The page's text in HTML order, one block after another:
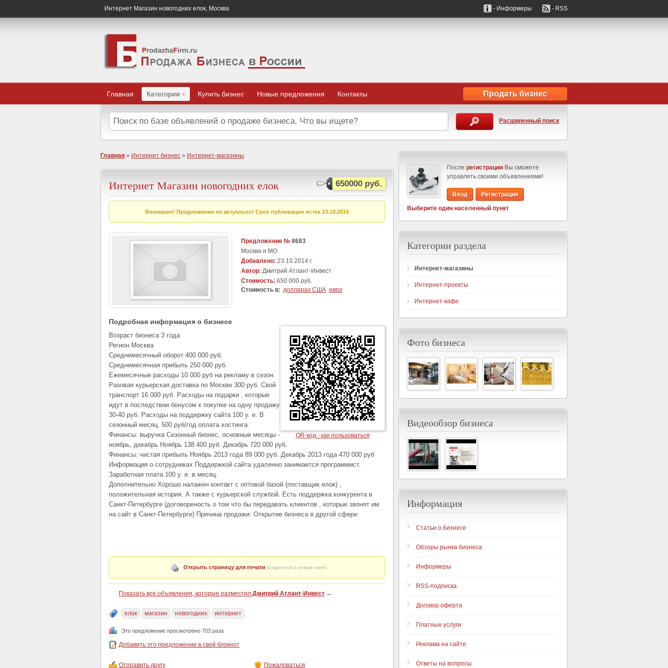
Интернет Магазин новогодних елок, Москва - Информеры - RSS
Продать бизнес
Главная Категории Купить бизнес Новые предложения Контакты
Расширенный поиск
Главная » Интернет бизнес » Интернет-магазины
650000 руб.
Интернет Магазин новогодних елок
Внимание! Предложение не актуально! Срок публикации истек 23.10.2015
Предложение № 8683
Москва и МО
Добавлено: 23.10.2014 г.
Автор: Дмитрий Атлант-Инвест
Стоимость: 650 000 руб.
Стоимость в: долларах США евро
Подробная информация о бизнесе
QR-код - как пользоваться
Возраст бизнеса 3 года
Регион Москва
Среднемесячный оборот 400 000 руб.
Среднемесячная прибыль 250 000 руб.
Ежемесячные расходы 10 000 руб на рекламу в сезон.
Разовая курьерская доставка по Москве 300 руб. Свой
транспорт 16 000 руб. Расходы на подарки , которые
идут в последствии бонусом к покупке на одну продажу
30-40 руб. Расходы на поддержку сайта 100 y. e. В
сезонный месяц. 500 руб/год оплата хостинга.
Финансы: выручка Сезонный бизнес, основные месяцы -
ноябрь, декабрь Ноябрь 138 400 руб. Декабрь 720 000 руб.
Финансы: чистая прибыль Ноябрь 2013 года 89 000 руб. Декабрь 2013 года 470 000 руб
Информация о сотрудниках Поддержкой сайта удаленно занимается программист.
Заработная плата 100 y. е. в месяц.
Дополнительно Хорошо налажен контакт с оптовой базой (поставщик елок) ,
положительная история. А также с курьерской службой. Есть поддержка конкурента в
Санкт-Петербурге (договореность о том что бы передавать клиентов , которые звонят им
на сайт в Санкт-Петербурге) Причина продажи: Открытие бизнеса в другой сфере.
Открыть страницу для печати (откроется в новом окне)
Показать все объявления, которые разместил Дмитрий Атлант-Инвест →
елок магазин новогодних интернет
Это предложение просмотрено 703 раза
Добавить это предложение в свой блокнот
Отправить другу Пожаловаться
После регистрации Вы сможете
управлять своими объявлениями!
Вход
Регистрация
Выберите один населенный пункт
Категории раздела
Интернет-магазины
Интернет-проекты
Интернет-кафе
Фото бизнеса
Видеообзор бизнеса
Информация
Статьи о бизнесе
Обзоры рынка бизнеса
Информеры
RSS-подписка
Договор оферта
Платные услуги
Реклама на сайте
Ответы на вопросы